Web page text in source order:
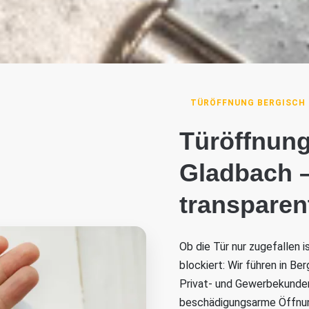
TÜRÖFFNUNG BERGISCH
Gladbach
Ob die Tür nur zugefallen
blockiert: Wir führen in
Privat- und
beschädigungsarme